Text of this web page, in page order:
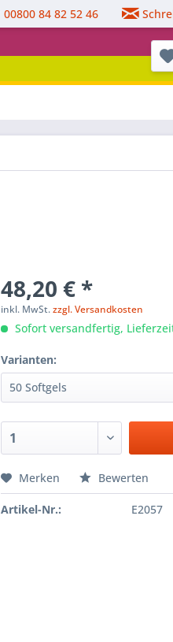
00800 84 82 52 46
48,20 € *
inkl. MwSt.zzgl. Versandkosten
Sofort versandfertig,
Varianten:
Merken Bewerten
Artikel-Nr.: E2057